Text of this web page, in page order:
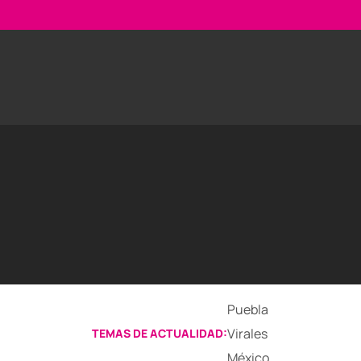
TEMAS DE ACTUALIDAD:
Puebla
Virales
México